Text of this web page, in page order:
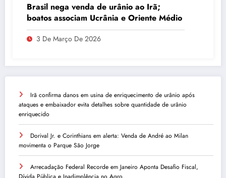
Brasil nega venda de urânio ao Irã;
boatos associam Ucrânia e Oriente Médio
3 De Março De 2026
Irã confirma danos em usina de enriquecimento de urânio após
ataques e embaixador evita detalhes sobre quantidade de urânio
enriquecido
Dorival Jr. e Corinthians em alerta: Venda de André ao Milan
movimenta o Parque São Jorge
Arrecadação Federal Recorde em Janeiro Aponta Desafio Fiscal,